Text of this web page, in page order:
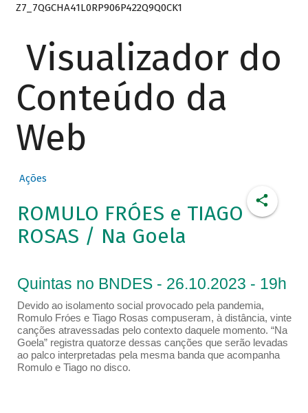
Z7_7QGCHA41L0RP906P422Q9Q0CK1
Visualizador do
Conteúdo da
Web
Ações
ROMULO FRÓES e TIAGO
ROSAS / Na Goela
Quintas no BNDES - 26.10.2023 - 19h
Devido ao isolamento social provocado pela pandemia,
Romulo Fróes e Tiago Rosas compuseram, à distância, vinte
canções atravessadas pelo contexto daquele momento. “Na
Goela” registra quatorze dessas canções que serão levadas
ao palco interpretadas pela mesma banda que acompanha
Romulo e Tiago no disco.